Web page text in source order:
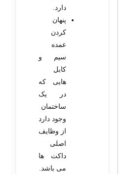
دارد.
پنهان
کردن
عمده
سیم و
کابل
هایی که
در یک
ساختمان
وجود دارد
از وظایف
اصلی
داکت ها
می باشد.